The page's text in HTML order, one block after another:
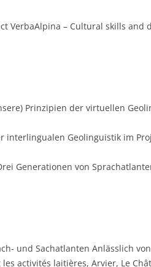
VerbaAlpina – Cultural skills and
Prinzipien der virtuellen
interlingualen Geolinguistik im
Generationen von
und Sachatlanten Anlässlich
les activités laitières, Arvier, Le